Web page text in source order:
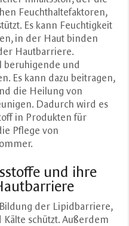
Feuchthaltefaktoren,
Es kann Feuchtigkeit
in der Haut binden
Hautbarriere.
beruhigende und
Es kann dazu beitragen,
die Heilung von
Dadurch wird es
in Produkten für
Pflege von
und ihre
der Lipidbarriere,
schützt. Außerdem